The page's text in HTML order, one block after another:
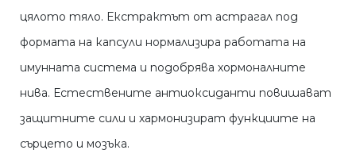
цялото тяло. Екстрактът от астрагал под
формата на капсули нормализира работата на
имунната система и подобрява хормоналните
нива. Естествените антиоксиданти повишават
защитните сили и хармонизират функциите на
сърцето и мозъка.